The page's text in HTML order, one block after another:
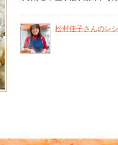
松村佳子さんのレ